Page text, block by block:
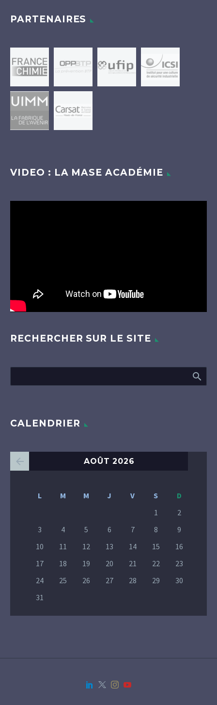
PARTENAIRES
VIDEO : LA MASE ACADÉMIE
RECHERCHER SUR LE SITE
CALENDRIER
AOÛT 2026
L M M J V S
D
1
2
3
4 5 6 7 8
9
10
11 12 13 14 15
16
17
18 19 20 21 22
23
24
25 26 27 28 29
30
31